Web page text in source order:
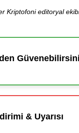
Kriptofoni editoryal
& Uyarısı